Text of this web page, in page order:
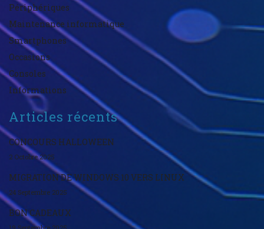
Périphériques
Maintenance informatique
Smartphones
Occasions
Consoles
Informations
Articles récents
CONCOURS HALLOWEEN
2 Octobre 2025
MIGRATION DE WINDOWS 10 VERS LINUX
24 Septembre 2025
BON CADEAUX